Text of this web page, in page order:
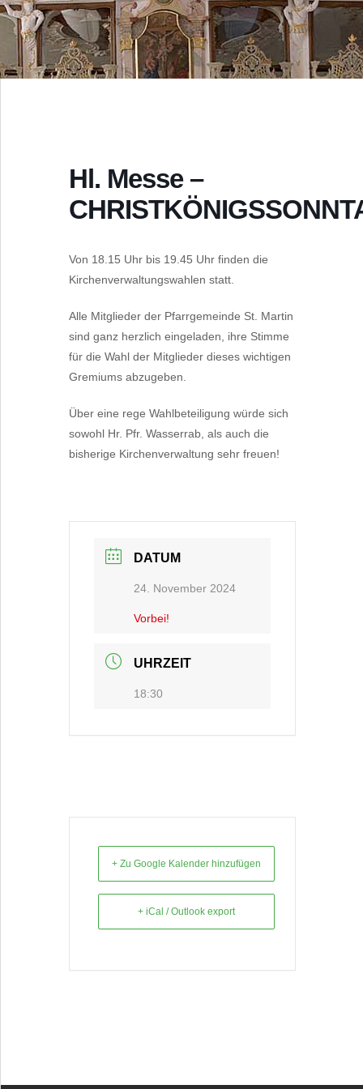
Hl. Messe –
Von 18.15 Uhr bis 19.45 Uhr finden die
Kirchenverwaltungswahlen statt.
Alle Mitglieder der Pfarrgemeinde St. Martin
sind ganz herzlich eingeladen, ihre Stimme
für die Wahl der Mitglieder dieses wichtigen
Gremiums abzugeben.
Über eine rege Wahlbeteiligung würde sich
sowohl Hr. Pfr. Wasserrab, als auch die
bisherige Kirchenverwaltung sehr freuen!
DATUM
24. November 2024
Vorbei!
UHRZEIT
18:30
+ Zu Google Kalender hinzufügen
+ iCal / Outlook export